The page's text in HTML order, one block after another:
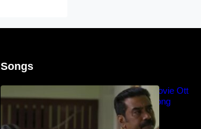
Songs
Blockbuster Thalavan Movie Ott
Release Date – Video Song